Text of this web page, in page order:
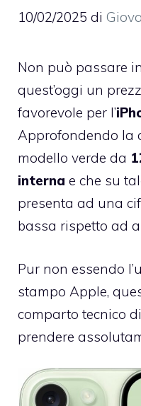
10/02/2025 di
Non può passare
quest’oggi un
favorevole per l’
Approfondendo la
modello verde da
interna e che su
presenta ad una
bassa rispetto ad
Pur non essendo
stampo Apple,
comparto tecnico
prendere